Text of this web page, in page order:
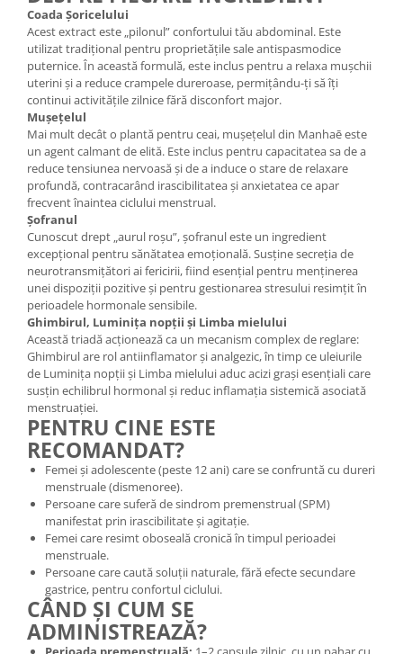
Coada Șoricelului
Acest extract este „pilonul” confortului tău abdominal. Este
utilizat tradițional pentru proprietățile sale antispasmodice
puternice. În această formulă, este inclus pentru a relaxa mușchii
uterini și a reduce crampele dureroase, permițându-ți să îți
continui activitățile zilnice fără disconfort major.
Mușețelul
Mai mult decât o plantă pentru ceai, mușețelul din Manhaē este
un agent calmant de elită. Este inclus pentru capacitatea sa de a
reduce tensiunea nervoasă și de a induce o stare de relaxare
profundă, contracarând irascibilitatea și anxietatea ce apar
frecvent înaintea ciclului menstrual.
Șofranul
Cunoscut drept „aurul roșu”, șofranul este un ingredient
excepțional pentru sănătatea emoțională. Susține secreția de
neurotransmițători ai fericirii, fiind esențial pentru menținerea
unei dispoziții pozitive și pentru gestionarea stresului resimțit în
perioadele hormonale sensibile.
Ghimbirul, Luminița nopții și Limba mielului
Această triadă acționează ca un mecanism complex de reglare:
Ghimbirul are rol antiinflamator și analgezic, în timp ce uleiurile
de Luminița nopții și Limba mielului aduc acizi grași esențiali care
susțin echilibrul hormonal și reduc inflamația sistemică asociată
menstruației.
PENTRU CINE ESTE
RECOMANDAT?
Femei și adolescente (peste 12 ani) care se confruntă cu dureri
menstruale (dismenoree).
Persoane care suferă de sindrom premenstrual (SPM)
manifestat prin irascibilitate și agitație.
Femei care resimt oboseală cronică în timpul perioadei
menstruale.
Persoane care caută soluții naturale, fără efecte secundare
gastrice, pentru confortul ciclului.
CÂND ȘI CUM SE
ADMINISTREAZĂ?